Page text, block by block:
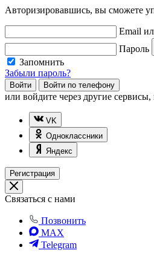
Авторизировавшись, вы сможете
Email
Пароль
Запомнить
Забыли пароль?
Войти Войти по телефону
или войдите через другие
VK
Одноклассники
Яндекс
Регистрация
Связаться с нами
Позвонить
MAX
Telegram